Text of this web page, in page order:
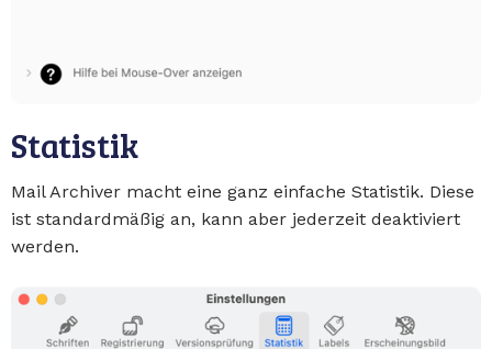
Statistik
Mail Archiver macht eine ganz einfache Statistik. Diese
ist standardmäßig an, kann aber jederzeit deaktiviert
werden.